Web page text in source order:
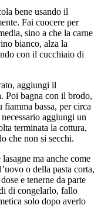
bene usando il
Fai cuocere per
sino a che la carne
bianco, alza la
con il cucchiaio di
aggiungi il
Poi bagna con il brodo,
bassa, per circa
aggiungi un
terminata la cottura,
che non si secchi.
ma anche come
o della pasta corta,
e tenerne da parte
di congelarlo, fallo
solo dopo averlo